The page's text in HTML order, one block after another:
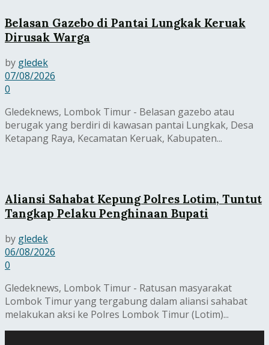
Belasan Gazebo di Pantai Lungkak Keruak
Dirusak Warga
by gledek
07/08/2026
0
Gledeknews, Lombok Timur - Belasan gazebo atau
berugak yang berdiri di kawasan pantai Lungkak, Desa
Ketapang Raya, Kecamatan Keruak, Kabupaten...
Aliansi Sahabat Kepung Polres Lotim, Tuntut
Tangkap Pelaku Penghinaan Bupati
by gledek
06/08/2026
0
Gledeknews, Lombok Timur - Ratusan masyarakat
Lombok Timur yang tergabung dalam aliansi sahabat
melakukan aksi ke Polres Lombok Timur (Lotim)...